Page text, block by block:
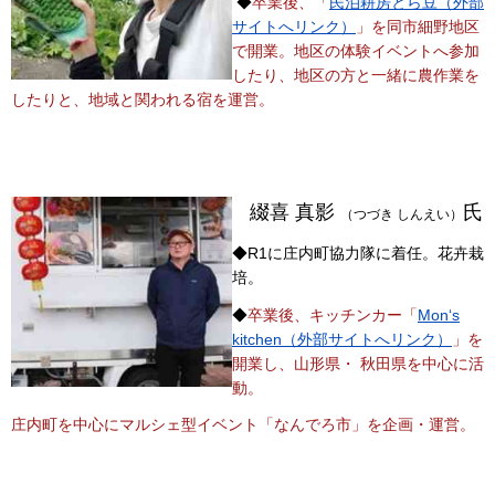
サイトへリンク）
」を同市細野地区
で開業。地区の体験イベントへ参加
したり、地区の方と一緒に農作業を
したりと、地域と関われる宿を運営。
綴喜 真影 （つづき しんえい） 氏
◆R1に庄内町協力隊に着任。花卉栽
培。
◆卒業後、キッチンカー「Mon‘s
kitchen（外部サイトへリンク）
」を
開業し、山形県・ 秋田県を中心に活
動。
庄内町を中心にマルシェ型イベント「なんでろ市」を企画・運営。